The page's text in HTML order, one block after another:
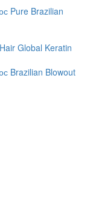
Pure Brazilian
Global Keratin
Brazilian Blowout